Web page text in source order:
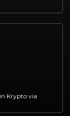
Krypto via